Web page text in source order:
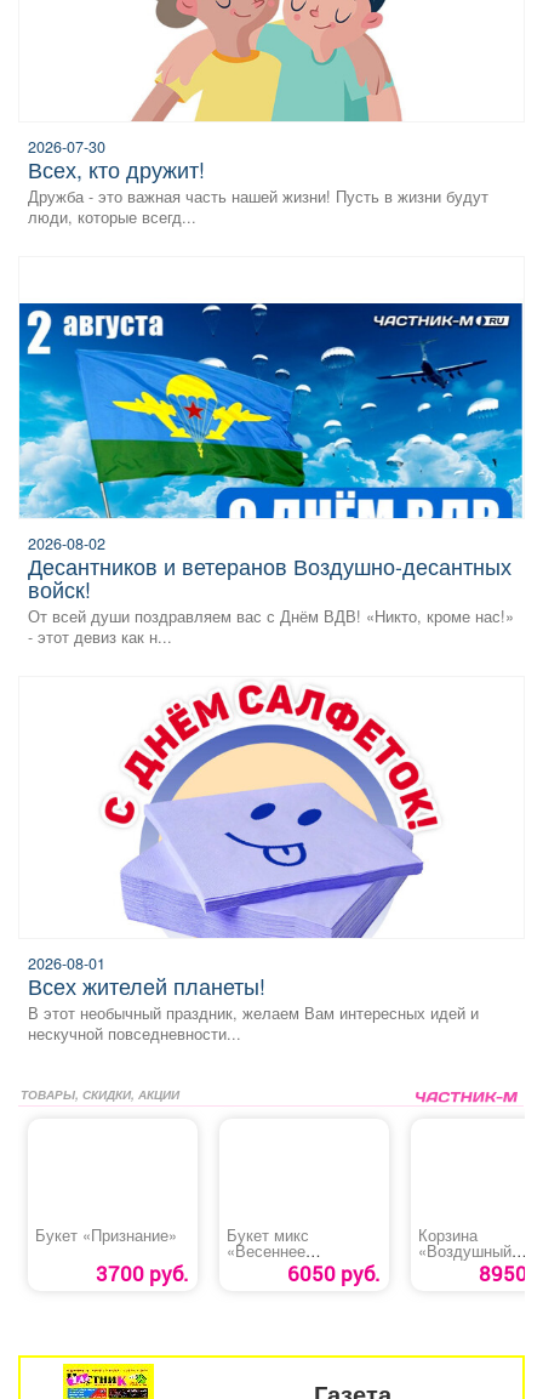
2026-07-30
всех, кто дружит!
Дружба - это важная часть нашей жизни! Пусть в жизни будут
люди, которые всегд...
2026-08-02
десантников и ветеранов Воздушно‑десантных
войск!
От всей души поздравляем вас с Днём ВДВ! «Никто, кроме нас!»
- этот девиз как н...
2026-08-01
всех жителей планеты!
В этот необычный праздник, желаем Вам интересных идей и
нескучной повседневности...
ТОВАРЫ, СКИДКИ, АКЦИИ
Букет «Признание»
3700 руб.
Букет микс
«Весеннее
настроение»6050 руб.
Корзина
«Воздушный
поцелуй»8950